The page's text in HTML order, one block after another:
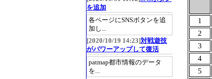
1
2
3
4
5
を追加
各ページにSNSボタンを追
加し...
[2020/10/19 14:23]対戦遊技
がパワーアップして復活
patmap都市情報のデータ
を...